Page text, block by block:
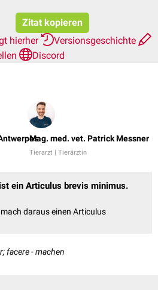
Zitat kopieren
hierher
Versionsgeschichte
Discord
Mag. med. vet. Patrick Messner
Tierarzt | Tierärztin
ein Articulus brevis minimus.
daraus einen Articulus
facere - machen